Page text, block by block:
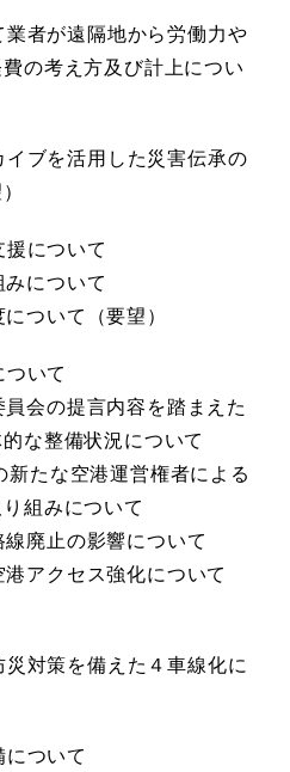
者が遠隔地から労働力や
の考え方及び計上につい
ブを活用した災害伝承の
）
援について
について
ついて（要望）
いて
会の提言内容を踏まえた
な整備状況について
たな空港運営権者による
り組みについて
線廃止の影響について
アクセス強化について
対策を備えた４車線化に
について